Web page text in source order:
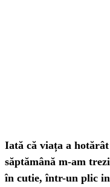
Iată că viața a
săptămână m-am
în cutie, într-un plic